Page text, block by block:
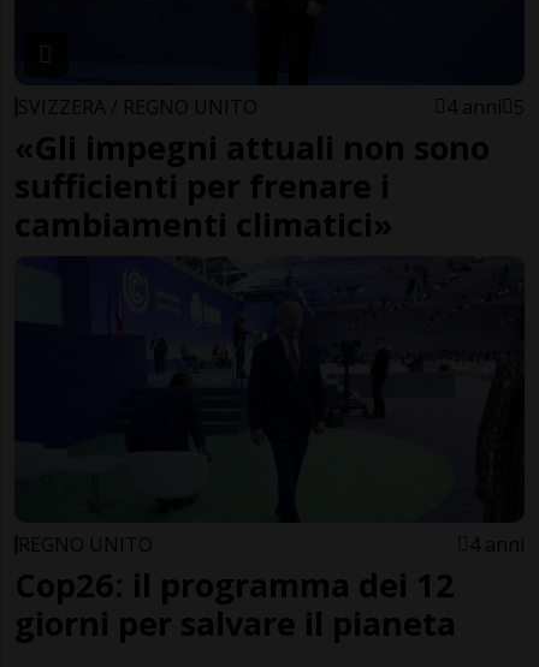
SVIZZERA / REGNO UNITO 4 anni 5
«Gli impegni attuali non sono
sufficienti per frenare i
cambiamenti climatici»
REGNO UNITO 4 anni
Cop26: il programma dei 12
giorni per salvare il pianeta